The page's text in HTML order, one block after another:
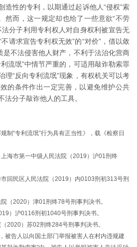
造性的专利，以期通过起诉他人“侵权”索
然而，这一规定却也给了一些意欲“不劳
分子利用专利权人对自身权利被宣告无
请求宣告专利权无效”的“对价”，借以敛
是不法侵害他人财产，不利于法治化营商
流氓”中情节严重的，可适用敲诈勒索罪
理“反向专利流氓”现象，有权机关可以考
的条件作出一定完善，以避免维护公共
分子敲诈他人的工具。
制“专利流氓”行为具有正当性》，载《检察日
海市第一中级人民法院（2019）沪01刑终
回民区人民法院（2019）内0103刑初313号刑
（2020）津01刑终78号刑事判决书。
）沪0116刑初1040号刑事判决书。
2020）苏02刑终284号刑事判决书。
被告人以向国土部门举报被害人在村内违规建